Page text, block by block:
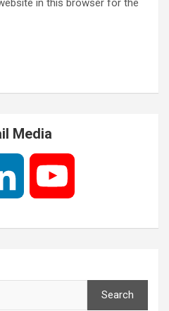
in this browser for the
Media
Search